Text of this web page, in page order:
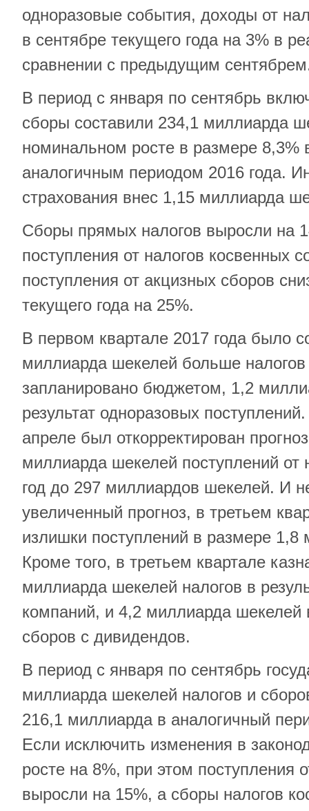
одноразовые события, доходы от
в сентябре текущего года на 3% в
сравнении с предыдущим
В период с января по сентябрь
сборы составили 234,1 миллиарда
номинальном росте в размере 8,3%
аналогичным периодом 2016 года.
страхования внес 1,15 миллиарда
Сборы прямых налогов выросли на
поступления от налогов косвенных
поступления от акцизных сборов
текущего года на 25%.
В первом квартале 2017 года было
миллиарда шекелей больше
запланировано бюджетом, 1,2
результат одноразовых
апреле был откорректирован
миллиарда шекелей поступлений от
год до 297 миллиардов шекелей. И
увеличенный прогноз, в третьем
излишки поступлений в размере
Кроме того, в третьем квартале
миллиарда шекелей налогов в
компаний, и 4,2 миллиарда шекелей
сборов с дивидендов.
В период с января по сентябрь
миллиарда шекелей налогов и
216,1 миллиарда в аналогичный
Если исключить изменения в
росте на 8%, при этом поступления
выросли на 15%, а сборы налогов